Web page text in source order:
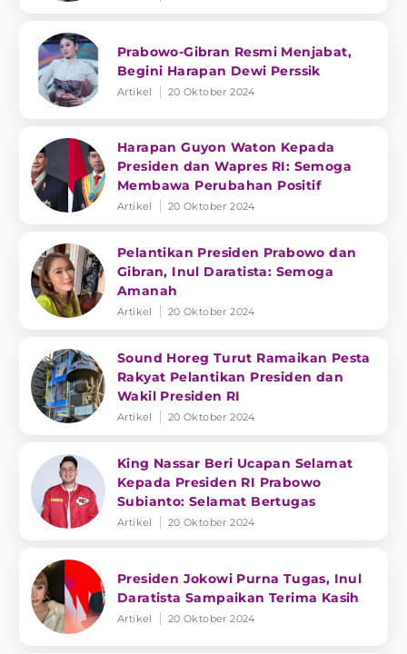
Prabowo-Gibran Resmi Menjabat,
Begini Harapan Dewi Perssik
Artikel 20 Oktober 2024
Harapan Guyon Waton Kepada
Presiden dan Wapres RI: Semoga
Membawa Perubahan Positif
Artikel 20 Oktober 2024
Pelantikan Presiden Prabowo dan
Gibran, Inul Daratista: Semoga
Amanah
Artikel 20 Oktober 2024
Sound Horeg Turut Ramaikan Pesta
Rakyat Pelantikan Presiden dan
Wakil Presiden RI
Artikel 20 Oktober 2024
King Nassar Beri Ucapan Selamat
Kepada Presiden RI Prabowo
Subianto: Selamat Bertugas
Artikel 20 Oktober 2024
Presiden Jokowi Purna Tugas, Inul
Daratista Sampaikan Terima Kasih
Artikel 20 Oktober 2024